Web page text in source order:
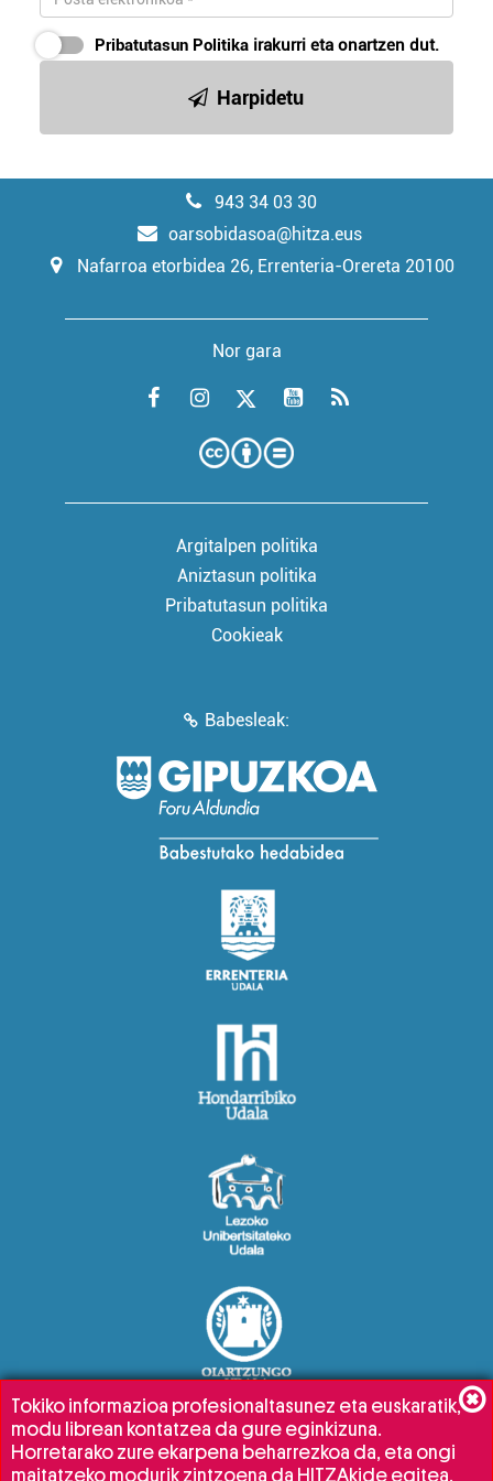
Pribatutasun Politika irakurri eta onartzen dut.
Harpidetu
943 34 03 30
oarsobidasoa@hitza.eus
Nafarroa etorbidea 26, Errenteria-Orereta 20100
Nor gara
Argitalpen politika
Aniztasun politika
Pribatutasun politika
Cookieak
Babesleak:
Tokiko informazioa profesionaltasunez eta euskaratik,
modu librean kontatzea da gure eginkizuna.
Horretarako zure ekarpena beharrezkoa da, eta ongi
maitatzeko modurik zintzoena da HITZAkide egitea.